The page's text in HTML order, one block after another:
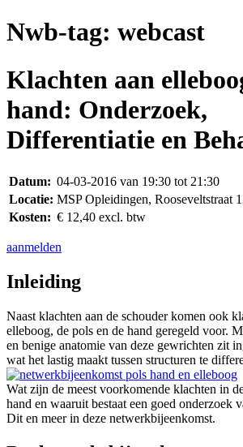
Nwb-tag: webcast
Klachten aan
hand: Onderzoek,
Differentiatie en
Datum: 04-03-2016 van 19:30 tot 21:30
Locatie: MSP Opleidingen, Rooseveltstraat
Kosten: € 12,40 excl. btw
aanmelden
Inleiding
Naast klachten aan de schouder komen ook
elleboog, de pols en de hand geregeld voor.
en benige anatomie van deze gewrichten zit
wat het lastig maakt tussen structuren te
Wat zijn de meest voorkomende klachten in
hand en waaruit bestaat een goed onderzoek
Dit en meer in deze netwerkbijeenkomst.